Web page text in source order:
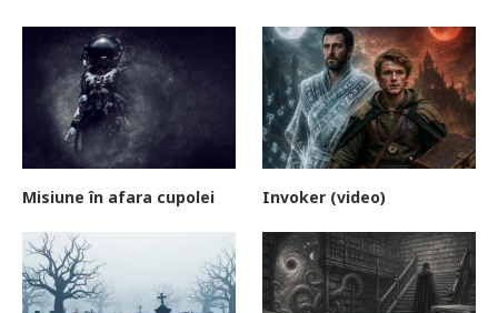
Misiune în afara cupolei Invoker (video)